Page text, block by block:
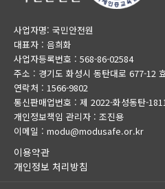
사업자명: 국민안전원
대표자 : 음희화
사업자등록번호 : 568-86-02584
주소 : 경기도 화성시 동탄대로 677-12
연락처 : 1566-9802
통신판매업번호 : 제 2022-화성동탄-
개인정보책임 관리자 : 조진용
이메일 : modu@modusafe.or.kr
이용약관
개인정보 처리방침